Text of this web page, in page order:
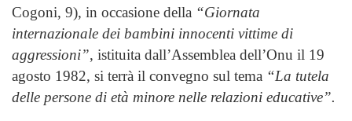
Cogoni, 9), in occasione della “Giornata
internazionale dei bambini innocenti vittime di
aggressioni”, istituita dall’Assemblea dell’Onu il 19
agosto 1982, si terrà il convegno sul tema “La tutela
delle persone di età minore nelle relazioni educative”.